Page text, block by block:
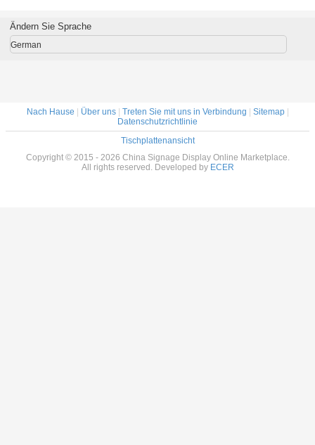
digitalen
Beschilderung für
Medien Signage
Anzeige
Ändern Sie Sprache
German
Nach Hause Über uns| Treten Sie mit uns in Verbindung Sitemap|
Datenschutzrichtlinie
Tischplattenansicht
Copyright © 2015 - 2026 China Signage Display Online Marketplace.
All rights reserved. Developed by ECER